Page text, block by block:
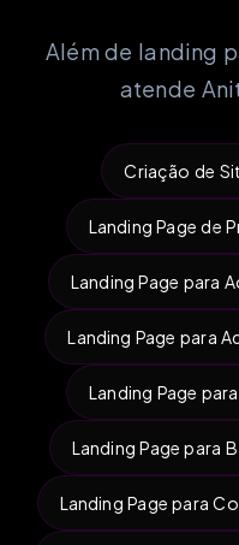
Além de landing
atende
Criação de
Landing Page de
Landing Page para
Landing Page para
Landing Page
Landing Page para
Landing Page para